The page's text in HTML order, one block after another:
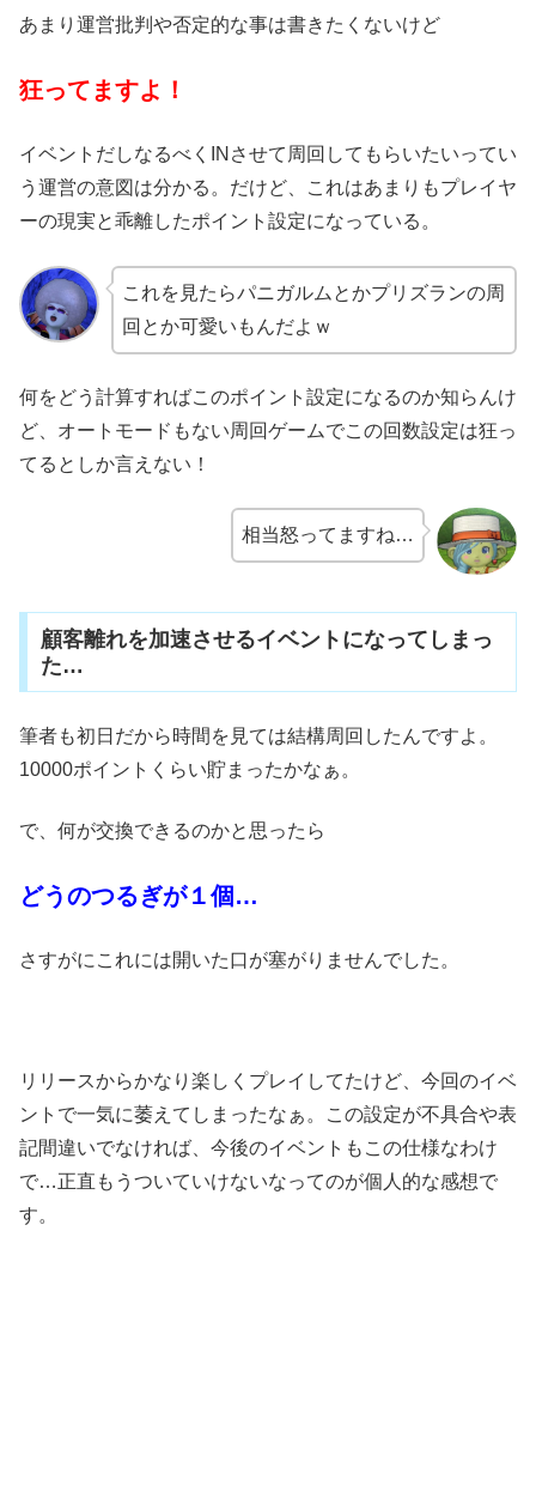
あまり運営批判や否定的な事は書きたくないけど
狂ってますよ！
イベントだしなるべくINさせて周回してもらいたいってい
う運営の意図は分かる。だけど、これはあまりもプレイヤ
ーの現実と乖離したポイント設定になっている。
これを見たらパニガルムとかプリズランの周
回とか可愛いもんだよｗ
何をどう計算すればこのポイント設定になるのか知らんけ
ど、オートモードもない周回ゲームでこの回数設定は狂っ
てるとしか言えない！
相当怒ってますね…
顧客離れを加速させるイベントになってしまっ
た…
筆者も初日だから時間を見ては結構周回したんですよ。
10000ポイントくらい貯まったかなぁ。
で、何が交換できるのかと思ったら
どうのつるぎが１個…
さすがにこれには開いた口が塞がりませんでした。
リリースからかなり楽しくプレイしてたけど、今回のイベ
ントで一気に萎えてしまったなぁ。この設定が不具合や表
記間違いでなければ、今後のイベントもこの仕様なわけ
で…正直もうついていけないなってのが個人的な感想で
す。